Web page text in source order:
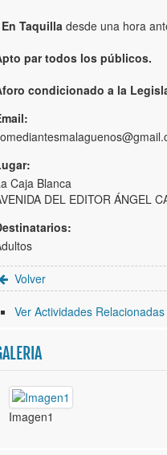
Taquilla desde una hora
par todos los públicos.
condicionado a la
Caja Blanca
DEL EDITOR ÁNGEL
Volver
Ver Actividades Relacionadas
Imagen1